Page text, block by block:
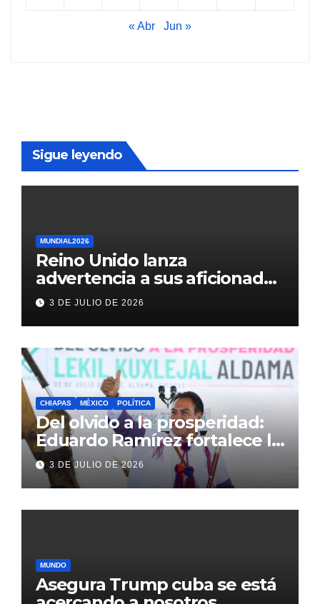
« Abr Jun »
Sigue leyendo
MUNDIAL2026
Reino Unido lanza
advertencia a sus aficionados
antes del México vs
Inglaterra en el Mundial 2026
3 DE JULIO DE 2026
CHIAPAS MÉXICO POLÍTICA
Del olvido a la prosperidad:
Eduardo Ramírez fortalece la
transformación de Aldama
con inversión histórica
3 DE JULIO DE 2026
MUNDO
Asegura Trump cuba se está